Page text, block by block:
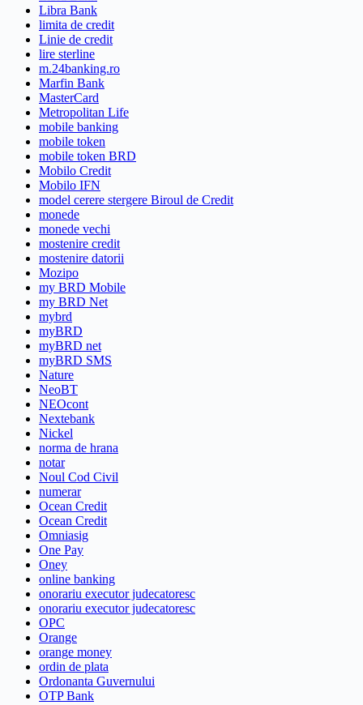
Libra Bank
limita de credit
Linie de credit
lire sterline
m.24banking.ro
Marfin Bank
MasterCard
Metropolitan Life
mobile banking
mobile token
mobile token BRD
Mobilo Credit
Mobilo IFN
model cerere stergere Biroul de Credit
monede
monede vechi
mostenire credit
mostenire datorii
Mozipo
my BRD Mobile
my BRD Net
mybrd
myBRD
myBRD net
myBRD SMS
Nature
NeoBT
NEOcont
Nextebank
Nickel
norma de hrana
notar
Noul Cod Civil
numerar
Ocean Credit
Ocean Credit
Omniasig
One Pay
Oney
online banking
onorariu executor judecatoresc
onorariu executor judecatoresc
OPC
Orange
orange money
ordin de plata
Ordonanta Guvernului
OTP Bank